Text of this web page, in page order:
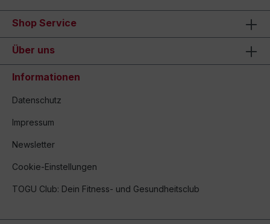
Shop Service
Über uns
Informationen
Datenschutz
Impressum
Newsletter
Cookie-Einstellungen
TOGU Club: Dein Fitness- und Gesundheitsclub